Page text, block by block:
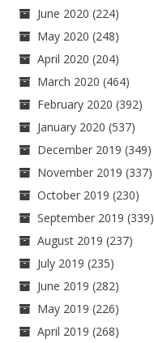
June 2020 (224)
May 2020 (248)
April 2020 (204)
March 2020 (464)
February 2020 (392)
January 2020 (537)
December 2019 (349)
November 2019 (337)
October 2019 (230)
September 2019 (339)
August 2019 (237)
July 2019 (235)
June 2019 (282)
May 2019 (226)
April 2019 (268)